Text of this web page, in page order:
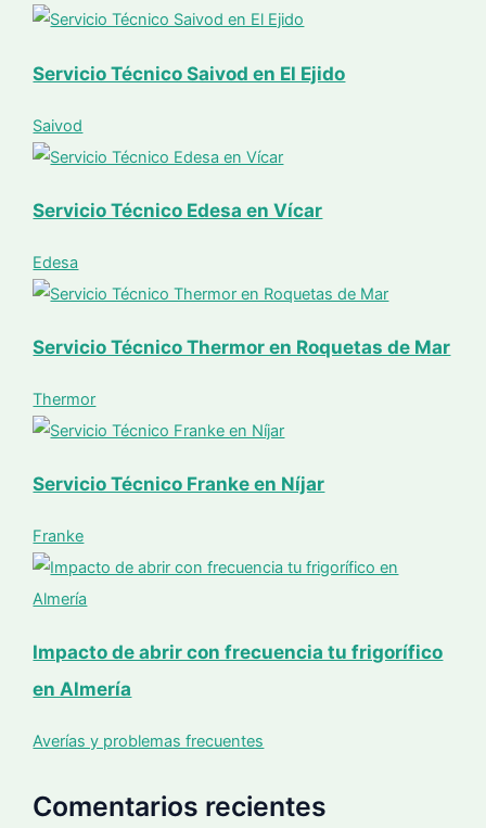
Servicio Técnico Saivod en El Ejido
Saivod
Servicio Técnico Edesa en Vícar
Edesa
Servicio Técnico Thermor en Roquetas de Mar
Thermor
Servicio Técnico Franke en Níjar
Franke
Impacto de abrir con frecuencia tu frigorífico
en Almería
Averías y problemas frecuentes
Comentarios recientes